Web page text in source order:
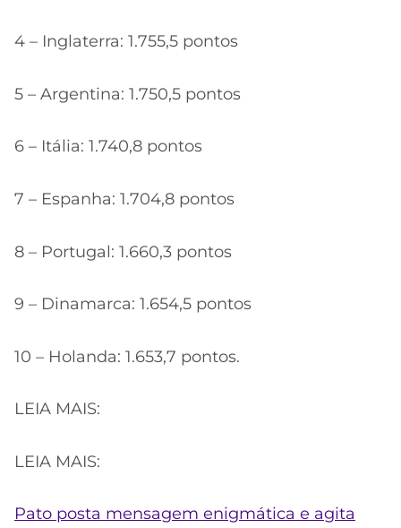
4 – Inglaterra: 1.755,5 pontos
5 – Argentina: 1.750,5 pontos
6 – Itália: 1.740,8 pontos
7 – Espanha: 1.704,8 pontos
8 – Portugal: 1.660,3 pontos
9 – Dinamarca: 1.654,5 pontos
10 – Holanda: 1.653,7 pontos.
LEIA MAIS:
LEIA MAIS:
Pato posta mensagem enigmática e agita